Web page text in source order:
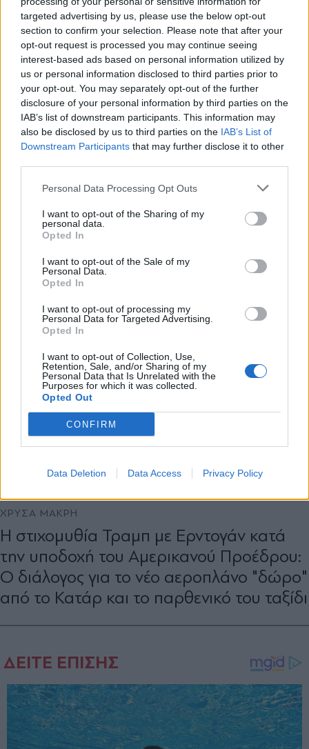
targeted advertising by us, please use the below opt-out
section to confirm your selection. Please note that after your
opt-out request is processed you may continue seeing
interest-based ads based on personal information utilized by
us or personal information disclosed to third parties prior to
your opt-out. You may separately opt-out of the further
disclosure of your personal information by third parties on the
IAB’s list of downstream participants. This information may
also be disclosed by us to third parties on the IAB’s List of
Downstream Participants that may further disclose it to other
Personal Data Processing Opt Outs
I want to opt-out of the Sharing of my
personal data.
Opted In
I want to opt-out of the Sale of my
Personal Data.
Opted In
I want to opt-out of processing my
Personal Data for Targeted Advertising.
Opted In
I want to opt-out of Collection, Use,
Retention, Sale, and/or Sharing of my
Personal Data that Is Unrelated with the
Purposes for which it was collected.
Opted Out
CONFIRM
Data Deletion Data Access Privacy Policy
ΔΙΕΘΝΗ
07.07.2026 20:15
ΧΡΥΣΑ ΜΑΚΡΗ, PARAPOLITIKA NEWSROOM
O Τραμπ υποσχέθηκε άρση κυρώσεων
στην Τουρκία και θέλει να "ξεκλειδώσει"
τα F-35 για τον "στενό μου φίλο τον
Ερντογάν" - Ο σκόπελος του Κογκρέσου
ΧΡΥΣΑ ΜΑΚΡΗ
Η στιχομυθία Τραμπ με Ερντογάν κατά
την υποδοχή του Αμερικανού Προέδρου:
Ο διάλογος για το νέο αεροπλάνο "δώρο"
από το Κατάρ και το παρθενικό του ταξίδι
Εγγραφή στο newsletter
Αποδέχομαι τους
και την πολιτική απορρήτου
X